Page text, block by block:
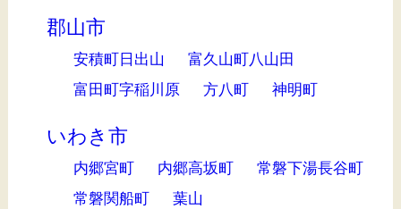
郡山市
安積町日出山
富久山町八山田
富田町字稲川原
方八町 神明町
いわき市
内郷宮町 内郷高坂町
常磐下湯長谷町
常磐関船町
葉山